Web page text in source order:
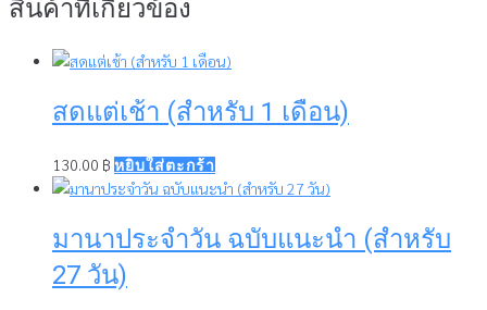
สินค้าที่เกี่ยวข้อง
สดแต่เช้า (สำหรับ 1 เดือน)
130.00 ฿ หยิบใส่ตะกร้า
มานาประจำวัน ฉบับแนะนำ (สำหรับ
27 วัน)